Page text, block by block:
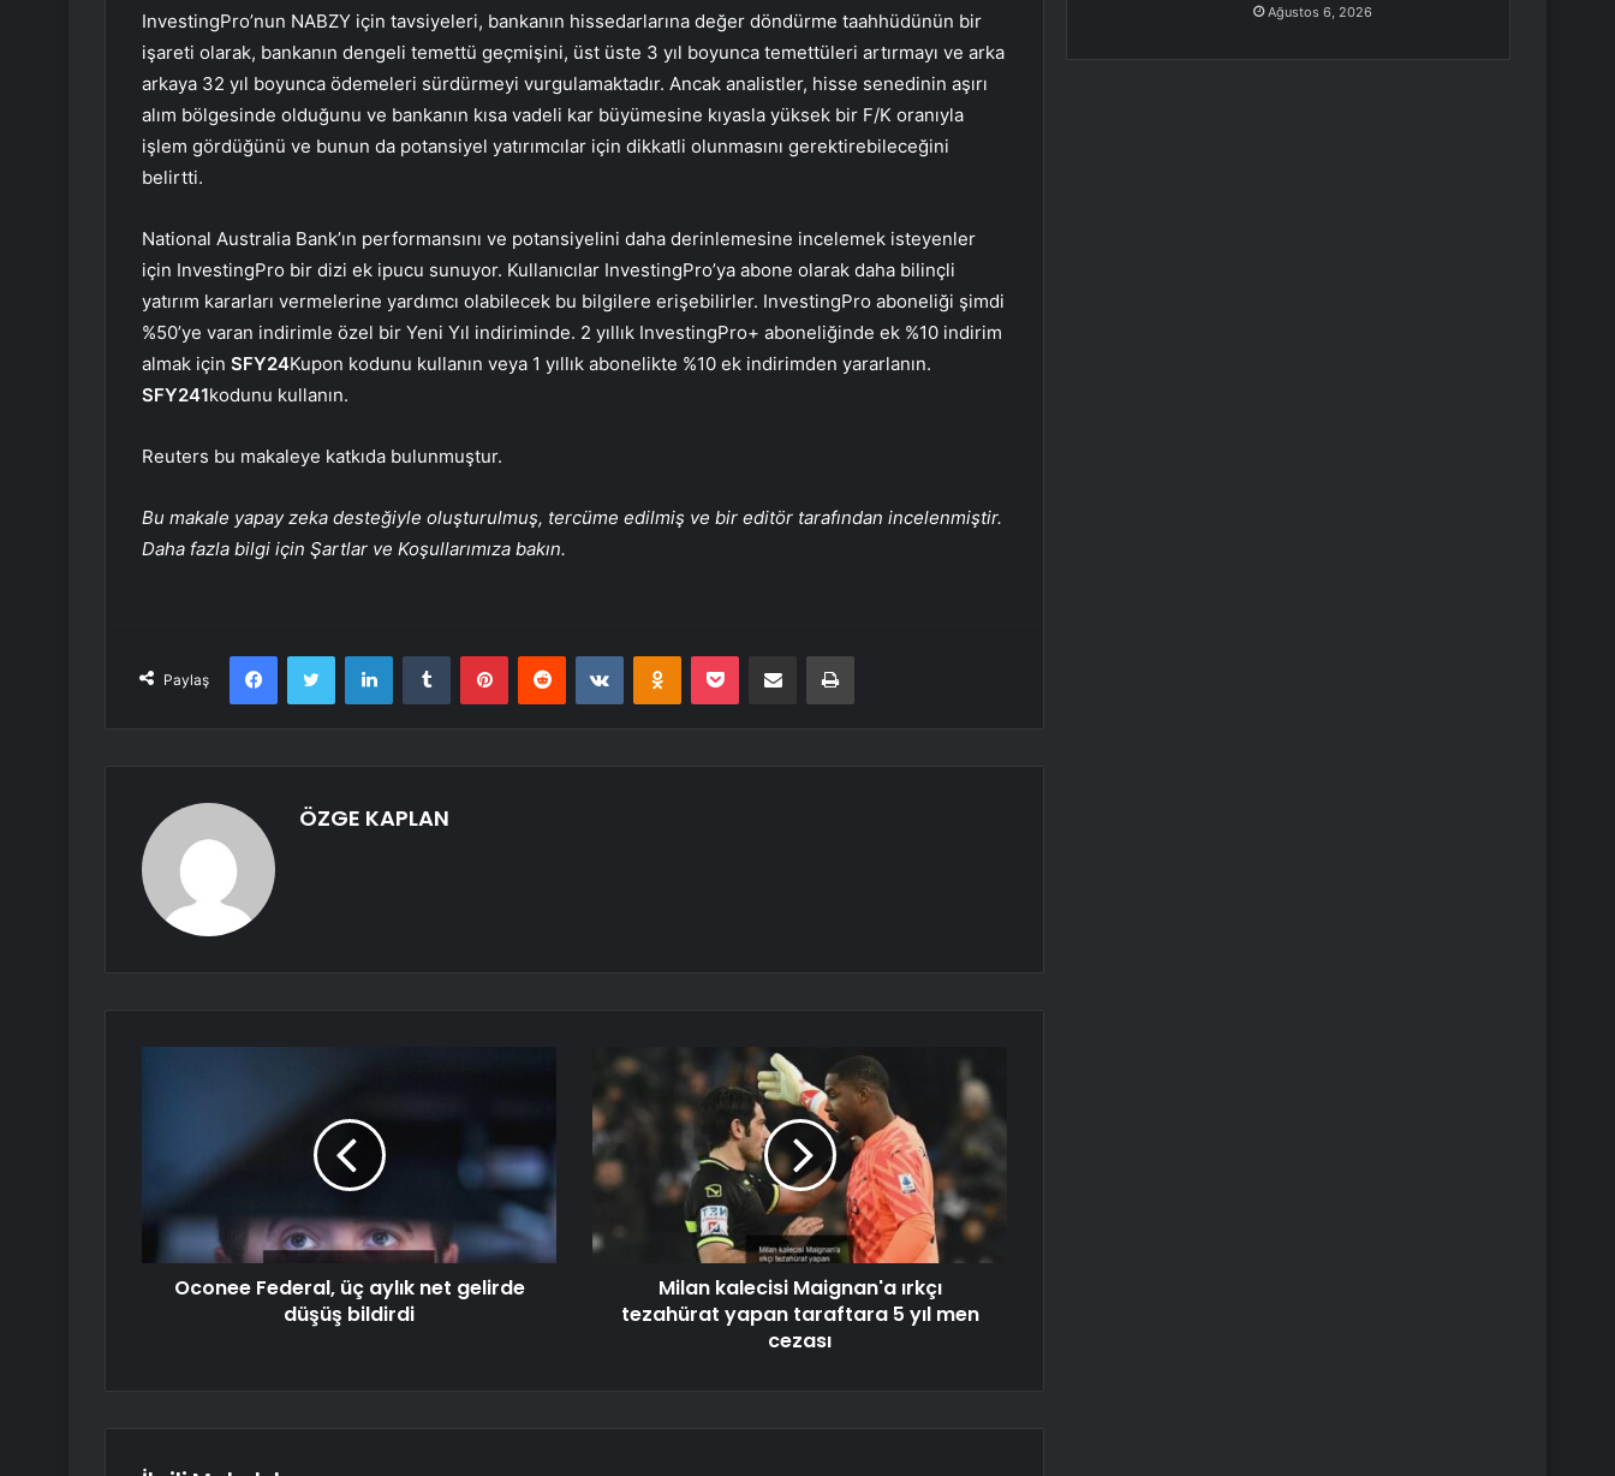
InvestingPro’nun NABZY için tavsiyeleri, bankanın hissedarlarına değer döndürme taahhüdünün bir
işareti olarak, bankanın dengeli temettü geçmişini, üst üste 3 yıl boyunca temettüleri artırmayı ve arka
arkaya 32 yıl boyunca ödemeleri sürdürmeyi vurgulamaktadır. Ancak analistler, hisse senedinin aşırı
alım bölgesinde olduğunu ve bankanın kısa vadeli kar büyümesine kıyasla yüksek bir F/K oranıyla
işlem gördüğünü ve bunun da potansiyel yatırımcılar için dikkatli olunmasını gerektirebileceğini
belirtti.
National Australia Bank’ın performansını ve potansiyelini daha derinlemesine incelemek isteyenler
için InvestingPro bir dizi ek ipucu sunuyor. Kullanıcılar InvestingPro’ya abone olarak daha bilinçli
yatırım kararları vermelerine yardımcı olabilecek bu bilgilere erişebilirler. InvestingPro aboneliği şimdi
%50’ye varan indirimle özel bir Yeni Yıl indiriminde. 2 yıllık InvestingPro+ aboneliğinde ek %10 indirim
almak için SFY24Kupon kodunu kullanın veya 1 yıllık abonelikte %10 ek indirimden yararlanın.
SFY241kodunu kullanın.
Reuters bu makaleye katkıda bulunmuştur.
Bu makale yapay zeka desteğiyle oluşturulmuş, tercüme edilmiş ve bir editör tarafından incelenmiştir.
Daha fazla bilgi için Şartlar ve Koşullarımıza bakın.
Paylaş
FacebookTwitter LinkedInTumblr PinterestReddit VKontakteOdnoklassniki
Pocket E-Posta ile paylaş Yazdır
ÖZGE KAPLAN
Oconee Federal, üç aylık net gelirde
düşüş bildirdi
Milan kalecisi Maignan'a ırkçı
tezahürat yapan taraftara 5 yıl men
cezası
Ağustos 6, 2026